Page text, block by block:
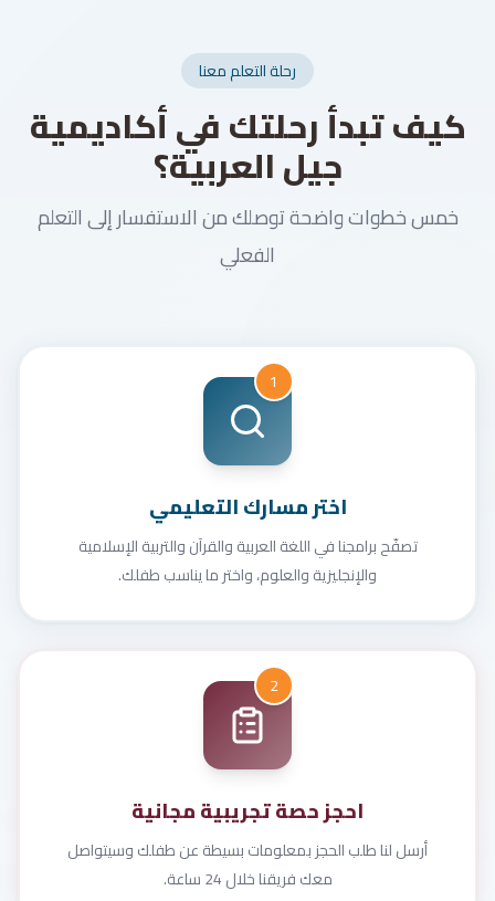
رحلة التعلم معنا
كيف تبدأ رحلتك في أكاديمية
جيل العربية؟
خمس خطوات واضحة توصلك من الاستفسار إلى التعلم
الفعلي
1
اختر مسارك التعليمي
تصفّح برامجنا في اللغة العربية والقرآن والتربية الإسلامية
والإنجليزية والعلوم، واختر ما يناسب طفلك.
2
احجز حصة تجريبية مجانية
أرسل لنا طلب الحجز بمعلومات بسيطة عن طفلك وسيتواصل
معك فريقنا خلال 24 ساعة.